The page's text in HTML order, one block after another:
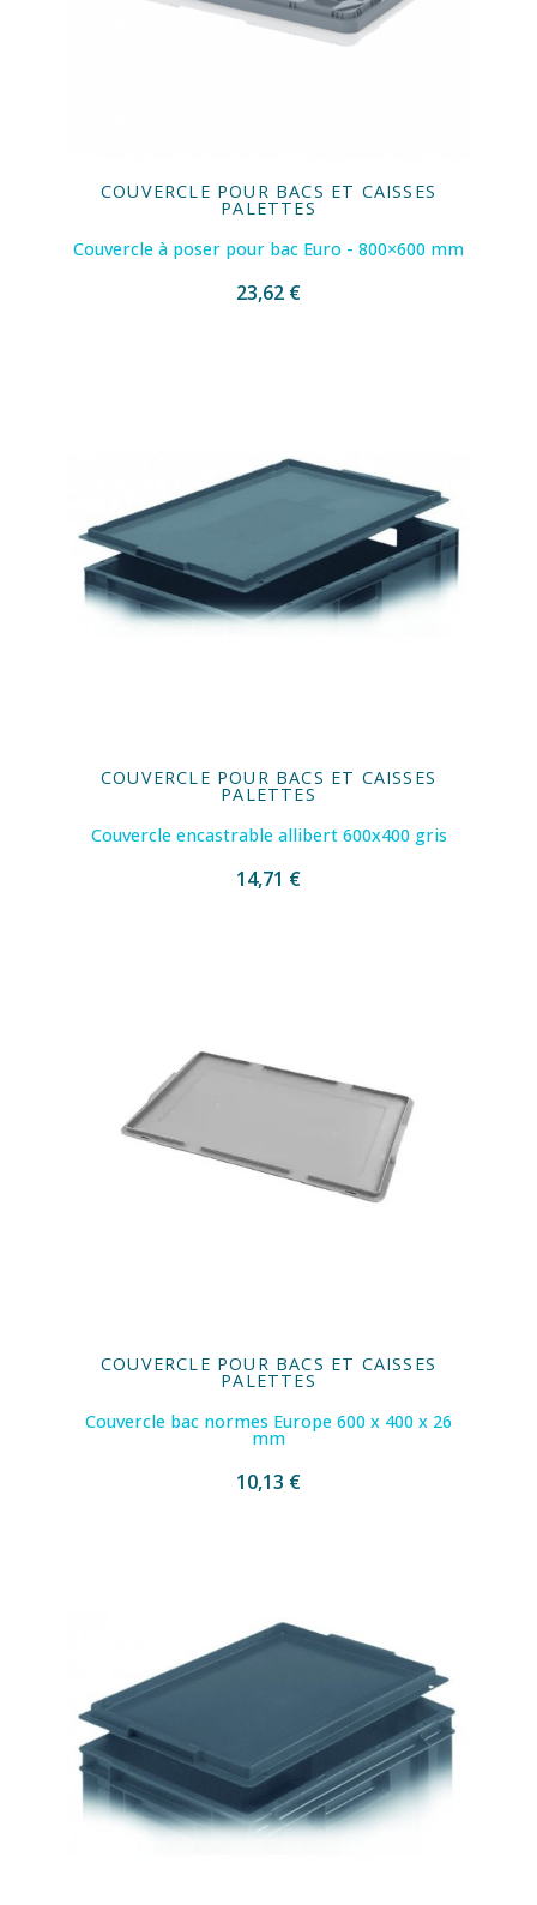
COUVERCLE POUR BACS ET CAISSES
PALETTES
Couvercle à poser pour bac Euro - 800×600 mm
23,62 €
COUVERCLE POUR BACS ET CAISSES
PALETTES
Couvercle encastrable allibert 600x400 gris
14,71 €
COUVERCLE POUR BACS ET CAISSES
PALETTES
Couvercle bac normes Europe 600 x 400 x 26
mm
10,13 €